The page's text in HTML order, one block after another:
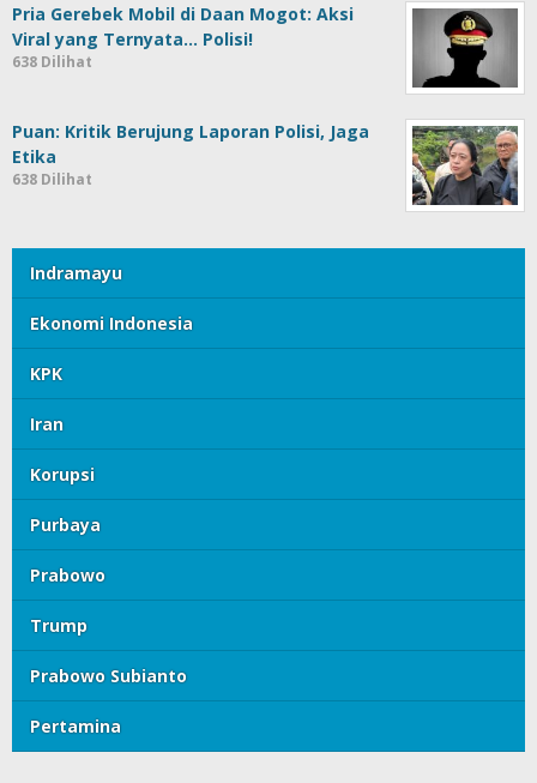
Pria Gerebek Mobil di Daan Mogot: Aksi
Viral yang Ternyata… Polisi!
638 Dilihat
Puan: Kritik Berujung Laporan Polisi, Jaga
Etika
638 Dilihat
Indramayu
Ekonomi Indonesia
KPK
Iran
Korupsi
Purbaya
Prabowo
Trump
Prabowo Subianto
Pertamina